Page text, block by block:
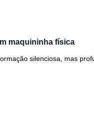
maquininha física
silenciosa, mas